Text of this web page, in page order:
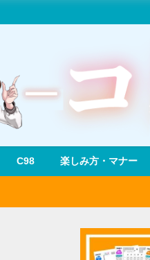
C98 楽しみ方・マナー